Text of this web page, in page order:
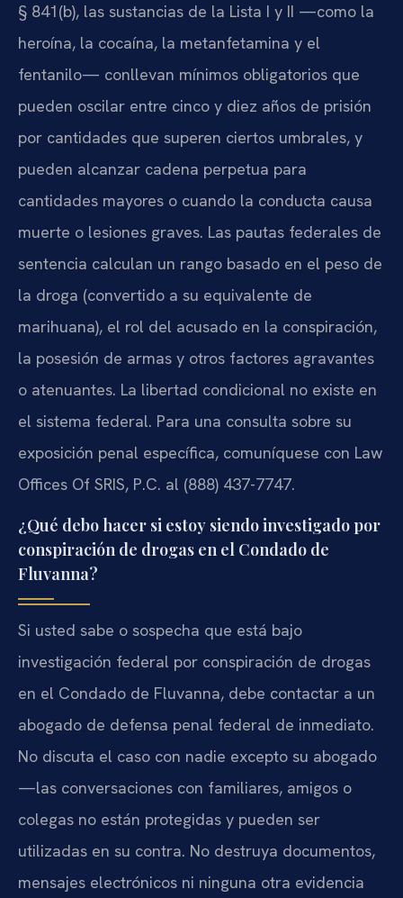
§ 841(b), las sustancias de la Lista I y II —como la
heroína, la cocaína, la metanfetamina y el
fentanilo— conllevan mínimos obligatorios que
pueden oscilar entre cinco y diez años de prisión
por cantidades que superen ciertos umbrales, y
pueden alcanzar cadena perpetua para
cantidades mayores o cuando la conducta causa
muerte o lesiones graves. Las pautas federales de
sentencia calculan un rango basado en el peso de
la droga (convertido a su equivalente de
marihuana), el rol del acusado en la conspiración,
la posesión de armas y otros factores agravantes
o atenuantes. La libertad condicional no existe en
el sistema federal. Para una consulta sobre su
exposición penal específica, comuníquese con Law
Offices Of SRIS, P.C. al (888) 437-7747.
¿Qué debo hacer si estoy siendo investigado por
conspiración de drogas en el Condado de
Fluvanna?
Si usted sabe o sospecha que está bajo
investigación federal por conspiración de drogas
en el Condado de Fluvanna, debe contactar a un
abogado de defensa penal federal de inmediato.
No discuta el caso con nadie excepto su abogado
—las conversaciones con familiares, amigos o
colegas no están protegidas y pueden ser
utilizadas en su contra. No destruya documentos,
mensajes electrónicos ni ninguna otra evidencia